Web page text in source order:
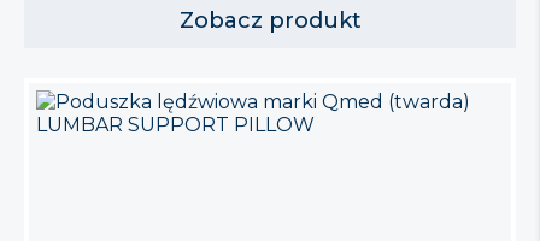
pozwala zredukować napięcia, a jej anatomiczny
kształt zapewnia wygodę i odpowiednie podparcie
wykonana […]
Zobacz produkt